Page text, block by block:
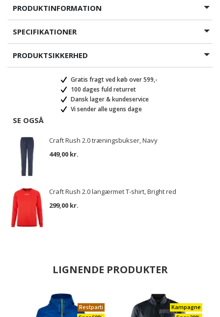
PRODUKTINFORMATION
SPECIFIKATIONER
PRODUKTSIKKERHED
Gratis fragt ved køb over 599,-
100 dages fuld returret
Dansk lager & kundeservice
Vi sender alle ugens dage
SE OGSÅ
Craft Rush 2.0 træningsbukser, Navy
449,00 kr.
Craft Rush 2.0 langærmet T-shirt, Bright red
299,00 kr.
LIGNENDE PRODUKTER
Restparti
Kampagne